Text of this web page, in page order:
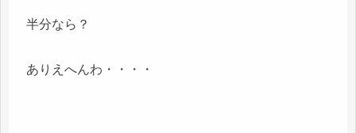
半分なら？
ありえへんわ・・・・